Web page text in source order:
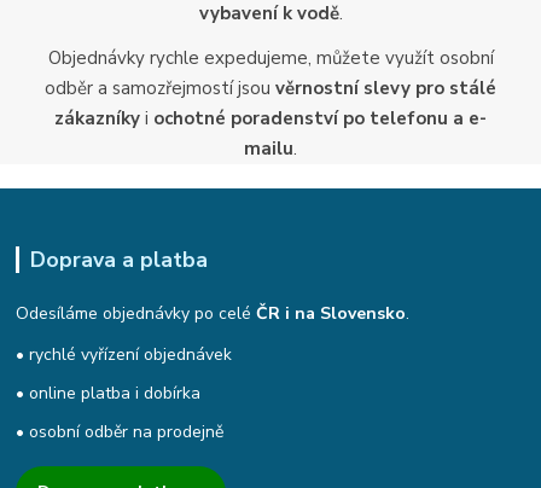
vybavení k vodě.
Objednávky rychle expedujeme, můžete využít osobní
odběr a samozřejmostí jsou věrnostní slevy pro stálé
zákazníky i ochotné poradenství po telefonu a e-
mailu.
Doprava a platba
Odesíláme objednávky po celéČR i na Slovensko.
• rychlé vyřízení objednávek
• online platba i dobírka
• osobní odběr na prodejně